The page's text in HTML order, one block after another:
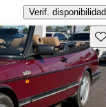
Verif. disponibilidad